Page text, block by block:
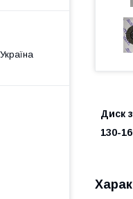
Диск
130-